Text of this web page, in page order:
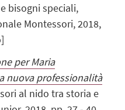
bisogni speciali,
Montessori, 2018,
per Maria
nuova professionalità
al nido tra storia e